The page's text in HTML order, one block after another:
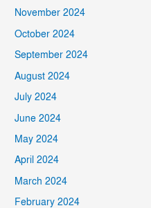
November 2024
October 2024
September 2024
August 2024
July 2024
June 2024
May 2024
April 2024
March 2024
February 2024